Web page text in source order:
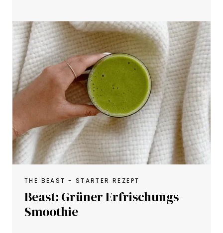
THE BEAST - STARTER REZEPT
Beast: Grüner Erfrischungs-
Smoothie